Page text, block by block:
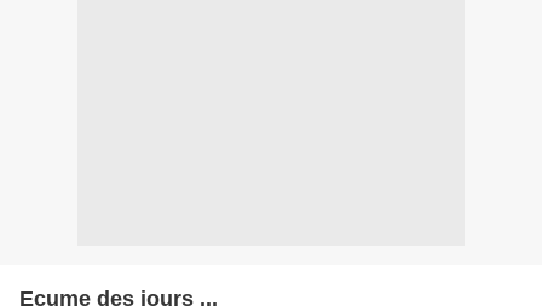
Ecume des jours ...